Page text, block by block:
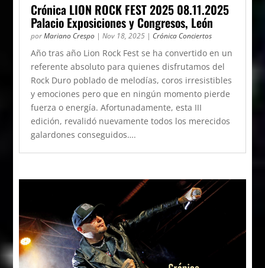
Crónica LION ROCK FEST 2025 08.11.2025
Palacio Exposiciones y Congresos, León
porMariano Crespo |Nov 18, 2025 | Crónica Conciertos
Año tras año Lion Rock Fest se ha convertido en un
referente absoluto para quienes disfrutamos del
Rock Duro poblado de melodías, coros irresistibles
y emociones pero que en ningún momento pierde
fuerza o energía. Afortunadamente, esta III
edición, revalidó nuevamente todos los merecidos
galardones conseguidos….